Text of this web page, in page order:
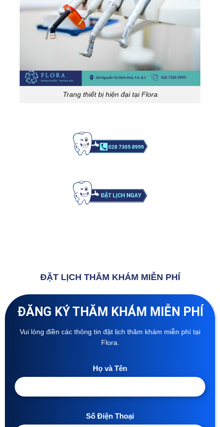
Trang thiết bị hiện đại tại Flora
ĐẶT LỊCH THĂM KHÁM MIỄN PHÍ
ĐĂNG KÝ THĂM KHÁM MIỄN PHÍ
Vui lòng điền các thông tin đặt lịch thăm khám miễn phí tại
Flora.
Họ và Tên
Số Điện Thoại